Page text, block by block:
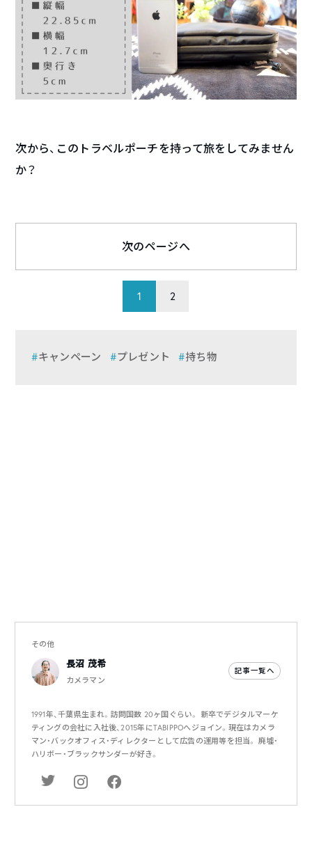
次から、このトラベルポーチを持って旅をしてみません
か？
1 2
次のページへ
キャンペーン プレゼント 持ち物
その他
長沼 茂希
カメラマン
記事一覧へ
1991年、千葉県生まれ。訪問国数 20ヶ国ぐらい。 新卒でデジタルマーケ
ティングの会社に入社後、2015年にTABIPPOへジョイン。現在はカメラ
マン・バックオフィス・ディレクターとして広告の運用等を担当。 廃墟・
ハリボー・ブラックサンダーが好き。